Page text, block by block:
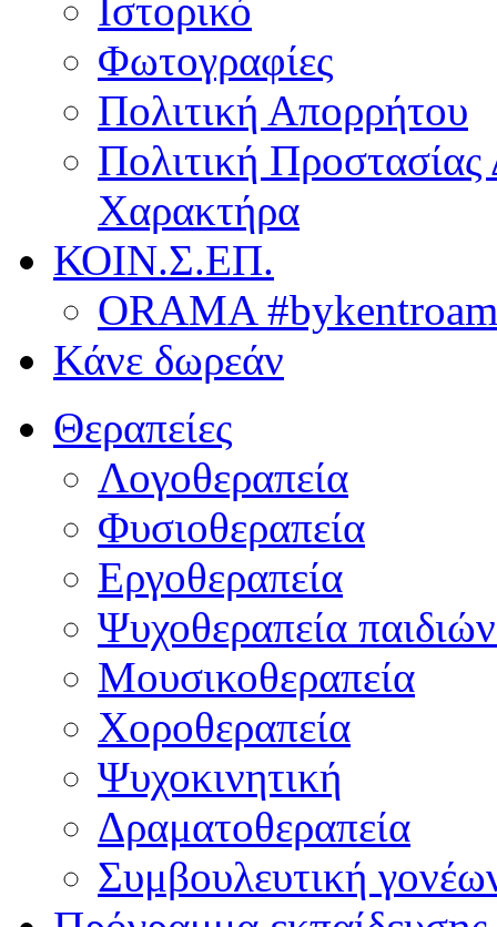
Ιστορικό
Φωτογραφίες
Πολιτική Απορρήτου
Πολιτική
Χαρακτήρα
ΚΟΙΝ.Σ.ΕΠ.
ORAMA
Κάνε δωρεάν
Θεραπείες
Λογοθεραπεία
Φυσιοθεραπεία
Εργοθεραπεία
Ψυχοθεραπεία
Μουσικοθεραπεία
Χοροθεραπεία
Ψυχοκινητική
Δραματοθεραπεία
Συμβουλευτική